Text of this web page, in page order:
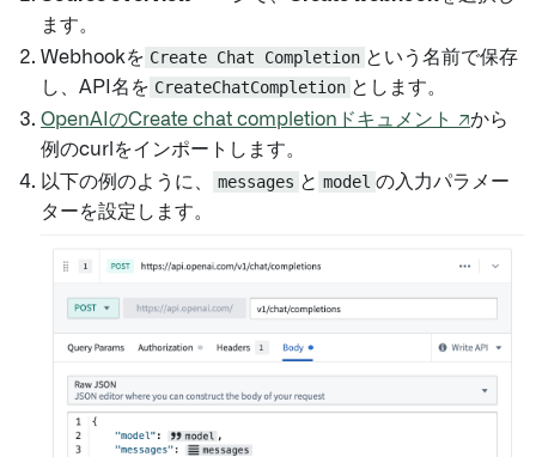
ます。
Webhookを Create Chat Completion という名前で保存
し、API名を CreateChatCompletion とします。
OpenAIのCreate chat completionドキュメント ↗から
例のcurlをインポートします。
以下の例のように、
messages と model の入力パラメー
ターを設定します。